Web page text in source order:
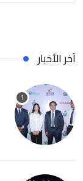
آخر الأخبار